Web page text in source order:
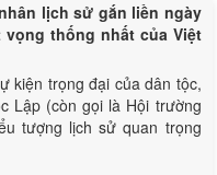
lịch sử gắn liền ngày
thống nhất của Việt
kiện trọng đại của dân tộc,
Lập (còn gọi là Hội trường
tượng lịch sử quan trọng